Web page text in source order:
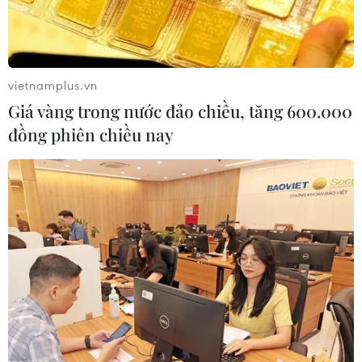
thuận trước khi thuế quan
mới của Mỹ có hiệu lực
09/08/2026 02:03
thành động lực mới của
quan hệ Việt Nam-
Australia
Thị trường vaccine thế giới
chuyển hướng sang người
cao tuổi
08/08/2026 15:01
Chuyên gia Nhật Bản nói
Việt Nam nên ưu tiên sản
xuất và đóng gói chip bán
dẫn
08/08/2026 13:28
vietnamplus.vn
Giá vàng trong nước đảo chiều, tăng 600.000
đồng phiên chiều nay